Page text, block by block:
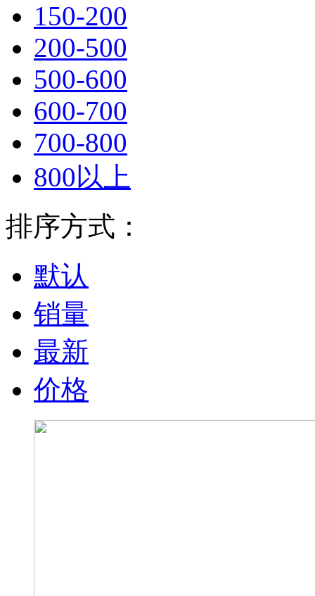
150-200
200-500
500-600
600-700
700-800
800以上
排序方式：
默认
销量
最新
价格